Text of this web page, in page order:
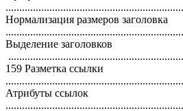
Нормализация размеров заголовка
Выделение заголовков
159 Разметка ссылки
Атрибуты ссылок